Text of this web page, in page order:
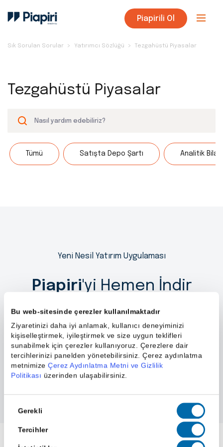
Bu web-sitesinde çerezler kullanılmaktadır
Ziyaretinizi daha iyi anlamak, kullanıcı deneyiminizi
kişiselleştirmek, iyileştirmek ve size uygun teklifleri
sunabilmek için çerezler kullanıyoruz. Çerezlere dair
tercihlerinizi panelden yönetebilirsiniz. Çerez aydınlatma
metnimize Çerez Aydınlatma Metni ve Gizlilik
Politikası üzerinden ulaşabilirsiniz.
Seçimi
Gerekli
Tercihler
Piapirili Ol
Sık Sorulan Sorular Yatırımcı Sözlüğü Tezgahüstü Piyasalar
Tezgahüstü Piyasalar
Tümü Satışta Depo Şartı Analitik
Yeni Nesil Yatırım Uygulaması
Piapiri'yi Hemen İndir